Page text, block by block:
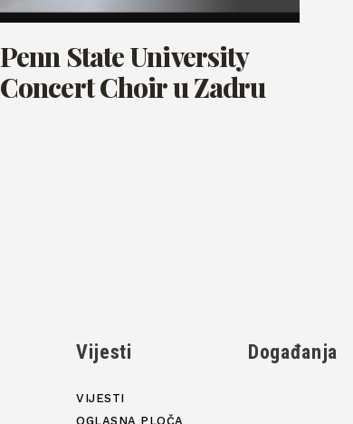
Penn State University
Concert Choir u Zadru
Vijesti
VIJESTI
OGLASNA PLOČA
Događanja